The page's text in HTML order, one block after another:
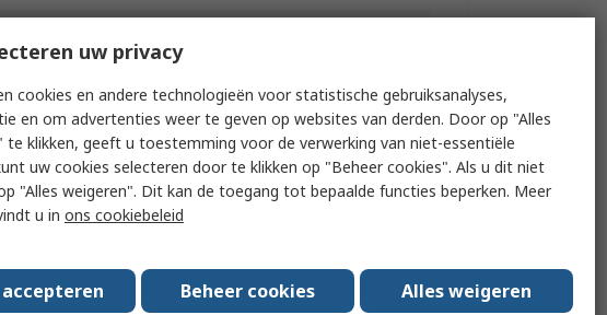
1.2mm
6012
Gas, Liquid
uw privacy
cookies en andere technologieën voor statistische gebruiksanalyses,
en om advertenties weer te geven op websites van derden. Door op "Alles
te klikken, geeft u toestemming voor de verwerking van niet-essentiële
uw cookies selecteren door te klikken op "Beheer cookies". Als u dit niet
"Alles weigeren". Dit kan de toegang tot bepaalde functies beperken. Meer
u in ons cookiebeleid
Beheer cookies Alles weigeren